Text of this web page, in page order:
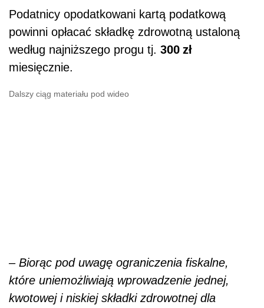
Podatnicy opodatkowani kartą podatkową
powinni opłacać składkę zdrowotną ustaloną
według najniższego progu tj. 300 zł
miesięcznie.
Dalszy ciąg materiału pod wideo
– Biorąc pod uwagę ograniczenia fiskalne,
które uniemożliwiają wprowadzenie jednej,
kwotowej i niskiej składki zdrowotnej dla